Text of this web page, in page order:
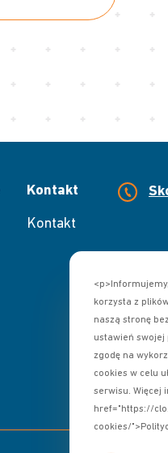
Kontakt
Kontakt
korzysta z
naszą stronę
ustawień swojej
zgodę na
cookies w celu
serwisu. Więcej
href="https://
cookies/